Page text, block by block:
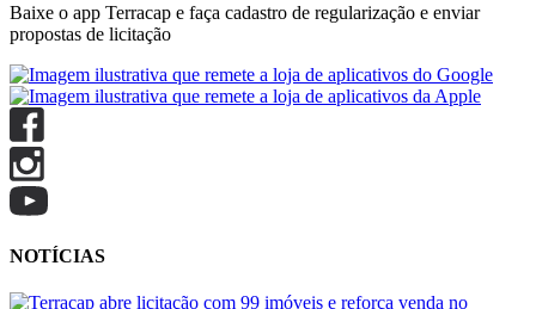
Baixe o app Terracap e faça cadastro de regularização e enviar
propostas de licitação
NOTÍCIAS